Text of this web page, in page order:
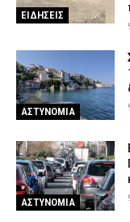
ΕΙΔΗΣΕΙΣ
ΑΣΤΥΝΟΜΙΑ
ΑΣΤΥΝΟΜΙΑ